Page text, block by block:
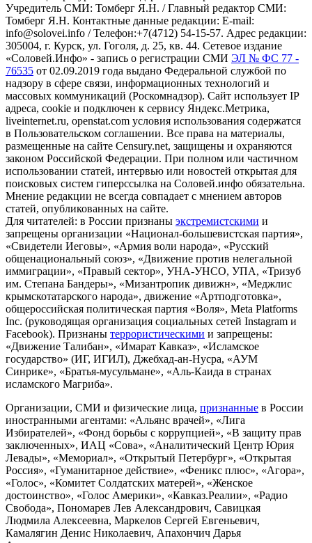
Учредитель СМИ: Томберг Я.Н. / Главный редактор СМИ:
Томберг Я.Н. Контактные данные редакции: E-mail:
info@solovei.info / Телефон:+7(4712) 54-15-57. Адрес редакции:
305004, г. Курск, ул. Гоголя, д. 25, кв. 44. Сетевое издание
«Соловей.Инфо» - запись о регистрации СМИ ЭЛ № ФС 77 -
76535 от 02.09.2019 года выдано Федеральной службой по
надзору в сфере связи, информационных технологий и
массовых коммуникаций (Роскомнадзор). Сайт использует IP
адреса, cookie и подключен к сервису Яндекс.Метрика,
liveinternet.ru, openstat.com условия использования содержатся
в Пользовательском соглашении. Все права на материалы,
размещенные на сайте Censury.net, защищены и охраняются
законом Российской Федерации. При полном или частичном
использовании статей, интервью или новостей открытая для
поисковых систем гиперссылка на Соловей.инфо обязательна.
Мнение редакции не всегда совпадает с мнением авторов
статей, опубликованных на сайте.
Для читателей: в России признаны экстремистскими и
запрещены организации «Национал-большевистская партия»,
«Свидетели Иеговы», «Армия воли народа», «Русский
общенациональный союз», «Движение против нелегальной
иммиграции», «Правый сектор», УНА-УНСО, УПА, «Тризуб
им. Степана Бандеры», «Мизантропик дивижн», «Меджлис
крымскотатарского народа», движение «Артподготовка»,
общероссийская политическая партия «Воля», Meta Platforms
Inc. (руководящая организация социальных сетей Instagram и
Facebook). Признаны террористическими и запрещены:
«Движение Талибан», «Имарат Кавказ», «Исламское
государство» (ИГ, ИГИЛ), Джебхад-ан-Нусра, «АУМ
Синрике», «Братья-мусульмане», «Аль-Каида в странах
исламского Магриба».
Организации, СМИ и физические лица, признанные в России
иностранными агентами: «Альянс врачей», «Лига
Избирателей», «Фонд борьбы с коррупцией», «В защиту прав
заключенных», ИАЦ «Сова», «Аналитический Центр Юрия
Левады», «Мемориал», «Открытый Петербург», «Открытая
Россия», «Гуманитарное действие», «Феникс плюс», «Агора»,
«Голос», «Комитет Солдатских матерей», «Женское
достоинство», «Голос Америки», «Кавказ.Реалии», «Радио
Свобода», Пономарев Лев Александрович, Савицкая
Людмила Алексеевна, Маркелов Сергей Евгеньевич,
Камалягин Денис Николаевич, Апахончич Дарья